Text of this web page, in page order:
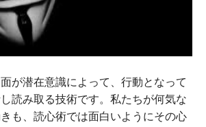
が潜在意識によって、行動となって
読み取る技術です。私たちが何気な
も、読心術では面白いようにその心